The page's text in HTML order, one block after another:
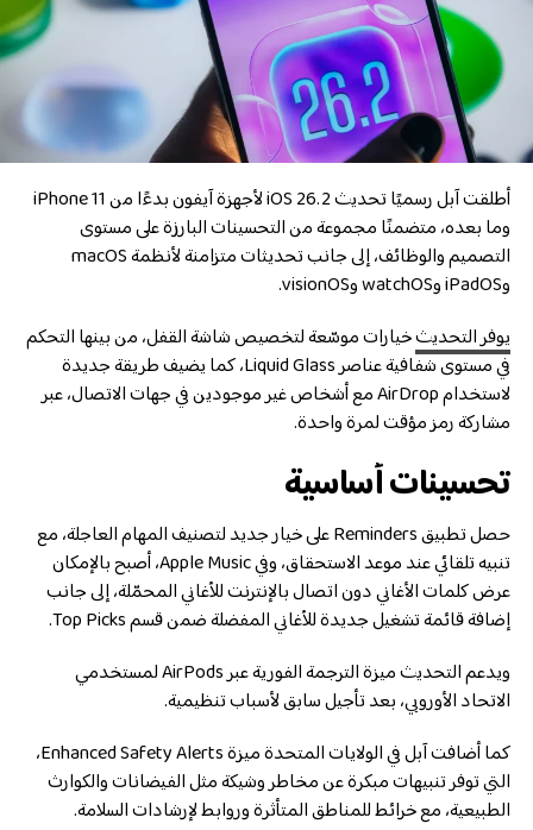
أطلقت آبل رسميًا تحديث iOS 26.2 لأجهزة آيفون بدءًا من iPhone 11
وما بعده، متضمنًا مجموعة من التحسينات البارزة على مستوى
التصميم والوظائف، إلى جانب تحديثات متزامنة لأنظمة macOS
وiPadOS وwatchOS وvisionOS.
يوفر التحديثخيارات موسّعة لتخصيص شاشة القفل، من بينها التحكم
في مستوى شفافية عناصر Liquid Glass، كما يضيف طريقة جديدة
لاستخدام AirDrop مع أشخاص غير موجودين في جهات الاتصال، عبر
مشاركة رمز مؤقت لمرة واحدة.
تحسينات أساسية
حصل تطبيق Reminders على خيار جديد لتصنيف المهام العاجلة، مع
تنبيه تلقائي عند موعد الاستحقاق، وفي Apple Music، أصبح بالإمكان
عرض كلمات الأغاني دون اتصال بالإنترنت للأغاني المحمّلة، إلى جانب
إضافة قائمة تشغيل جديدة للأغاني المفضلة ضمن قسم Top Picks.
ويدعم التحديث ميزة الترجمة الفورية عبر AirPods لمستخدمي
الاتحاد الأوروبي، بعد تأجيل سابق لأسباب تنظيمية.
كما أضافت آبل في الولايات المتحدة ميزة Enhanced Safety Alerts،
التي توفر تنبيهات مبكرة عن مخاطر وشيكة مثل الفيضانات والكوارث
الطبيعية، مع خرائط للمناطق المتأثرة وروابط لإرشادات السلامة.